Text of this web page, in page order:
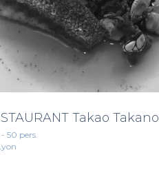
Takao Takano
- 50 pers.